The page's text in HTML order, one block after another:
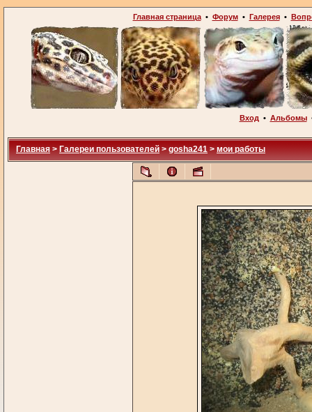
Главная страница• Форум• Галерея•
Вход • Альбомы
Главная > Галереи пользователей > gosha241 > мои работы